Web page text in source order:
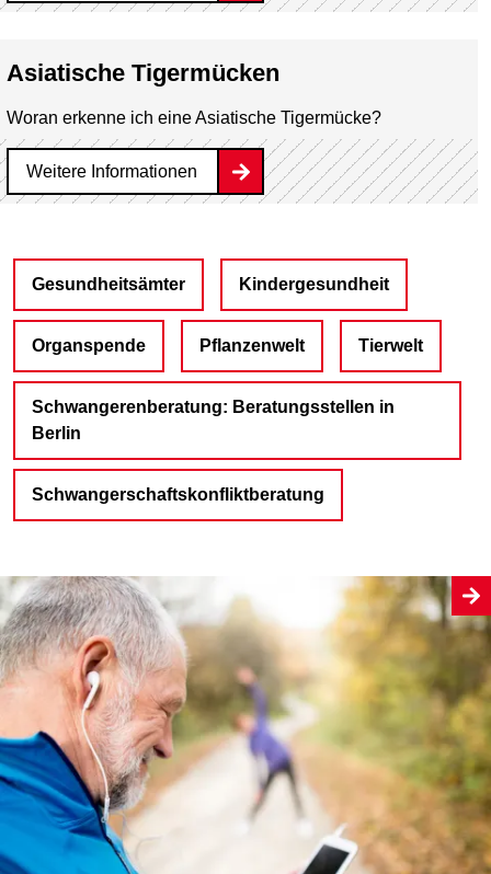
Asiatische Tigermücken
Woran erkenne ich eine Asiatische Tigermücke?
Weitere Informationen
Gesundheitsämter Kindergesundheit
Organspende Pflanzenwelt Tierwelt
Schwangerenberatung: Beratungsstellen in
Berlin
Schwangerschaftskonfliktberatung